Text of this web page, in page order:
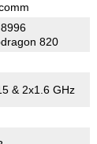
820
& 2x1.6 GHz